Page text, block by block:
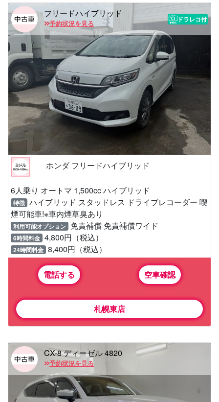
フリードハイブリッド
予約状況を見る
ドラレコ付
ホンダ フリードハイブリッド
6人乗り オートマ 1,500cc ハイブリッド
特徴 ハイブリッド スタッドレス ドライブレコーダー 喫
煙可能車!※車内煙草臭あり
利用可能オプション 免責補償 免責補償ワイド
6時間料金 4,800円（税込）
24時間料金 8,400円（税込）
電話する 空車確認
札幌東店
CX-8 ディーゼル 4820
予約状況を見る